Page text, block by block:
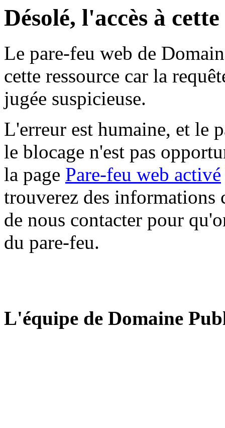
Désolé, l'accès à
Le pare-feu web de
cette ressource car la
jugée suspicieuse.
L'erreur est humaine, et le
le blocage n'est pas
la page Pare-feu web activé
trouverez des informations
de nous contacter pour
du pare-feu.
L'équipe de Domaine